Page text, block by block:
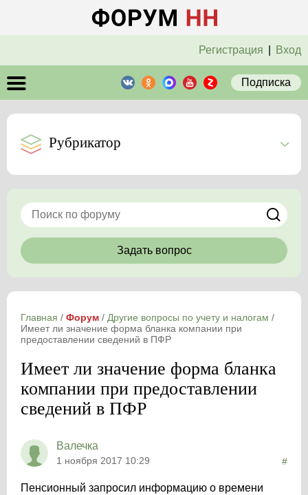
Регистрация Вход
Подписка
Рубрикатор
Задать вопрос
Главная / Форум / Другие вопросы по учету и налогам /
Имеет ли значение форма бланка компании при
предоставлении сведений в ПФР
Имеет ли значение форма бланка
компании при предоставлении
сведений в ПФР
Валечка
1 ноября 2017 10:29 #
Пенсионный запросил информацию о времени